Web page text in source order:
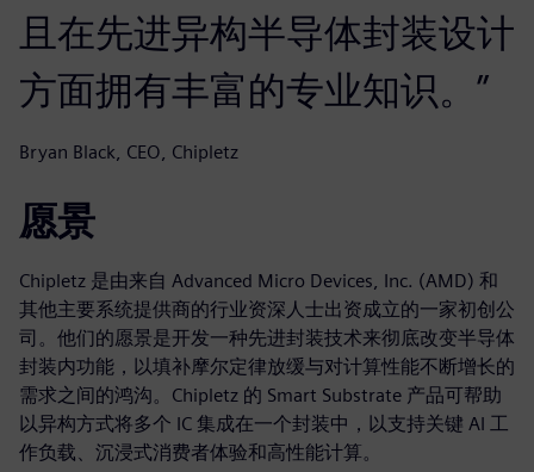
且在先进异构半导体封装设计
方面拥有丰富的专业知识。”
Bryan Black, CEO, Chipletz
愿景
Chipletz 是由来自 Advanced Micro Devices, Inc. (AMD) 和
其他主要系统提供商的行业资深人士出资成立的一家初创公
司。他们的愿景是开发一种先进封装技术来彻底改变半导体
封装内功能，以填补摩尔定律放缓与对计算性能不断增长的
需求之间的鸿沟。Chipletz 的 Smart Substrate 产品可帮助
以异构方式将多个 IC 集成在一个封装中，以支持关键 AI 工
作负载、沉浸式消费者体验和高性能计算。